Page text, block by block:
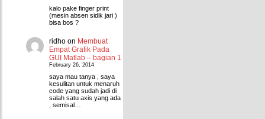
kalo pake finger print
(mesin absen sidik jari )
bisa bos ?
ridho on Membuat
Empat Grafik Pada
GUI Matlab – bagian 1
February 26, 2014
saya mau tanya , saya
kesulitan untuk menaruh
code yang sudah jadi di
salah satu axis yang ada
, semisal…